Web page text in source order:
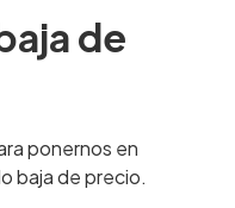
de
ponernos en
baja de precio.